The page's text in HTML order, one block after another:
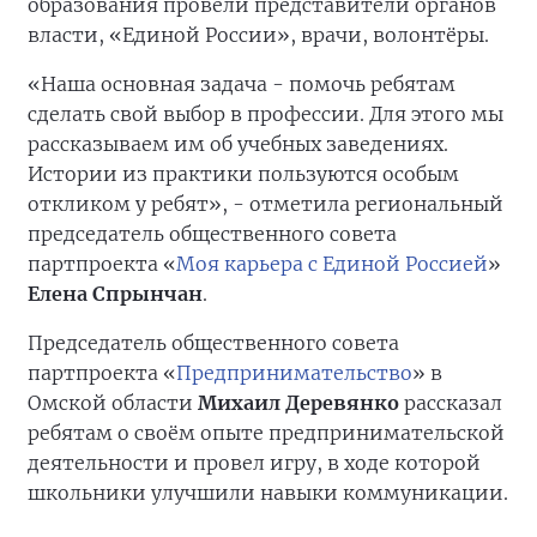
образования провели представители органов
власти, «Единой России», врачи, волонтёры.
«Наша основная задача - помочь ребятам
сделать свой выбор в профессии. Для этого мы
рассказываем им об учебных заведениях.
Истории из практики пользуются особым
откликом у ребят», - отметила региональный
председатель общественного совета
партпроекта «Моя карьера с Единой Россией»
Елена Спрынчан.
Председатель общественного совета
партпроекта «Предпринимательство» в
Омской области Михаил Деревянко рассказал
ребятам о своём опыте предпринимательской
деятельности и провел игру, в ходе которой
школьники улучшили навыки коммуникации.